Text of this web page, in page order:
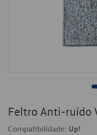
Feltro Anti-ruído
Compatibilidade: Up!